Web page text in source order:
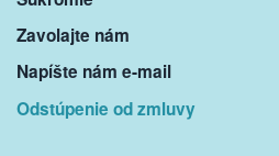
Zavolajte nám
Napíšte nám e-mail
Odstúpenie od zmluvy